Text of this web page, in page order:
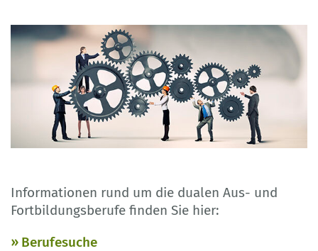
Informationen rund um die dualen Aus- und
Fortbildungsberufe finden Sie hier:
Berufesuche